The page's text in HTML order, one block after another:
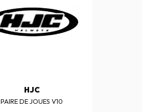
HJC
PAIRE DE JOUES V10